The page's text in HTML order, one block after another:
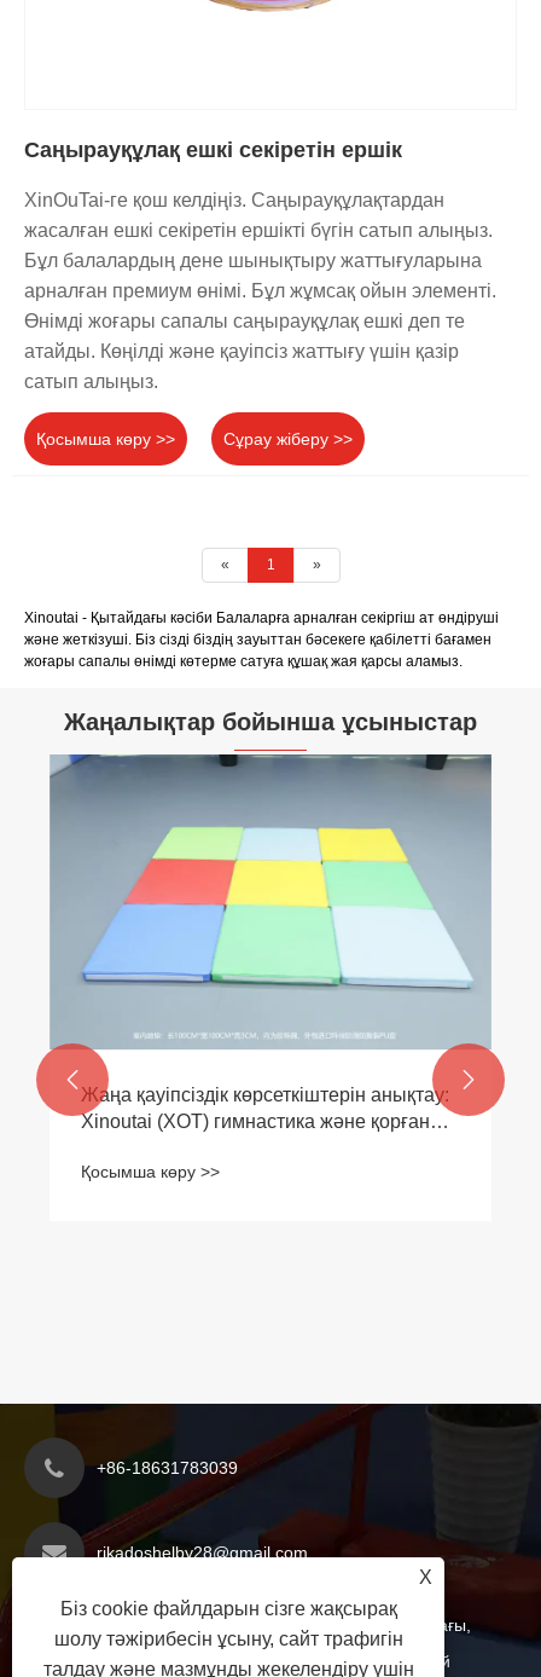
Саңырауқұлақ ешкі секіретін ершік
XinOuTai-ге қош келдіңіз. Саңырауқұлақтардан
жасалған ешкі секіретін ершікті бүгін сатып алыңыз.
Бұл балалардың дене шынықтыру жаттығуларына
арналған премиум өнімі. Бұл жұмсақ ойын элементі.
Өнімді жоғары сапалы саңырауқұлақ ешкі деп те
атайды. Көңілді және қауіпсіз жаттығу үшін қазір
сатып алыңыз.
Қосымша көру >> Сұрау жіберу >>
« 1 »
Xinoutai - Қытайдағы кәсіби Балаларға арналған секіргіш ат өндіруші
және жеткізуші. Біз сізді біздің зауыттан бәсекеге қабілетті бағамен
жоғары сапалы өнімді көтерме сатуға құшақ жая қарсы аламыз.
Жаңалықтар бойынша ұсыныстар
Жаңа қауіпсіздік көрсеткіштерін анықтау:
Xinoutai (XOT) гимнастика және қорғаныс
аяқтады.
Қосымша көру >>
 
+86-18631783039
rikadoshelby28@gmail.com
Яньшань округінің экономикалық даму аймағы,
Канчжоу қаласы, Хэбэй провинциясы, Қытай
X
Біз cookie файлдарын сізге жақсырақ
шолу тәжірибесін ұсыну, сайт трафигін
талдау және мазмұнды жекелендіру үшін